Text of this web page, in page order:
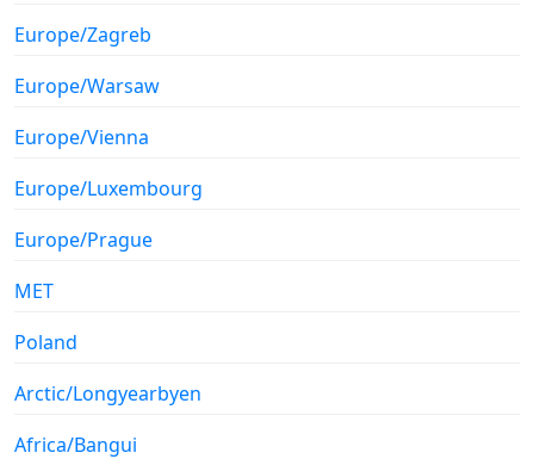
Europe/Zagreb
Europe/Warsaw
Europe/Vienna
Europe/Luxembourg
Europe/Prague
MET
Poland
Arctic/Longyearbyen
Africa/Bangui